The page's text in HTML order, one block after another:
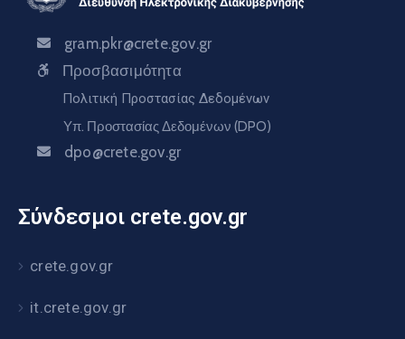
gram.pkr@crete.gov.gr
Προσβασιμότητα
Πολιτική Προστασίας Δεδομένων
Υπ. Προστασίας Δεδομένων (DPO)
dpo@crete.gov.gr
Σύνδεσμοι crete.gov.gr
crete.gov.gr
it.crete.gov.gr